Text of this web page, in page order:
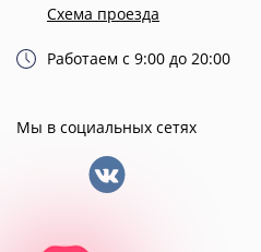
Схема проезда
Работаем с 9:00 до 20:00
Мы в социальных сетях